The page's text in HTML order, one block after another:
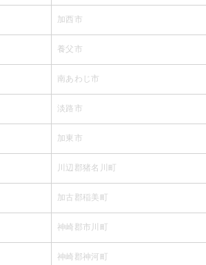
加西市
養父市
南あわじ市
淡路市
加東市
川辺郡猪名川町
加古郡稲美町
神崎郡市川町
神崎郡神河町